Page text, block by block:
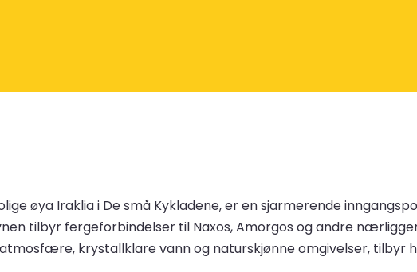
øya Iraklia i De små Kykladene, er en sjarmerende
tilbyr fergeforbindelser til Naxos, Amorgos og andre
krystallklare vann og naturskjønne omgivelser,